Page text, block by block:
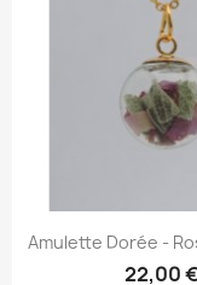
 Aperçu
Amulette Dorée -
22,00 €